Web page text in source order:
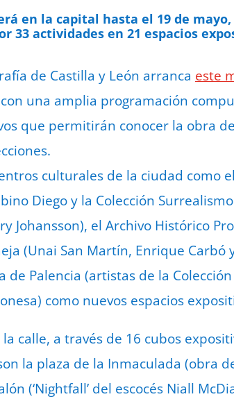
en la capital hasta el 19 de
33 actividades en 21 espacios
de Castilla y León arranca este
una amplia programación
que permitirán conocer la obra
culturales de la ciudad como
Diego y la Colección
Johansson), el Archivo Histórico
(Unai San Martín, Enrique Carbó
Palencia (artistas de la
como nuevos espacios
calle, a través de 16 cubos
la plaza de la Inmaculada (obra
(‘Nightfall’ del escocés Niall